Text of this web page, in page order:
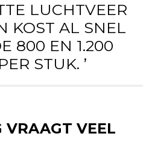
LUCHTVEER
KOST AL SNEL
800 EN 1.200
STUK. ’
VRAAGT VEEL